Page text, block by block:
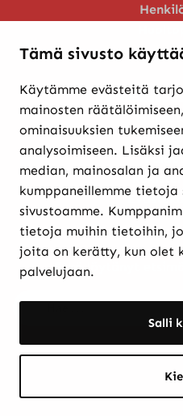
Tämä sivusto
Käytämme evästeitä
mainosten
ominaisuuksien
analysoimiseen. Lisäksi
median, mainosalan ja
kumppaneillemme
sivustoamme.
tietoja muihin tietoihin,
joita on kerätty, kun olet
palvelujaan.
Salli
Etkö löytänyt
Haku: